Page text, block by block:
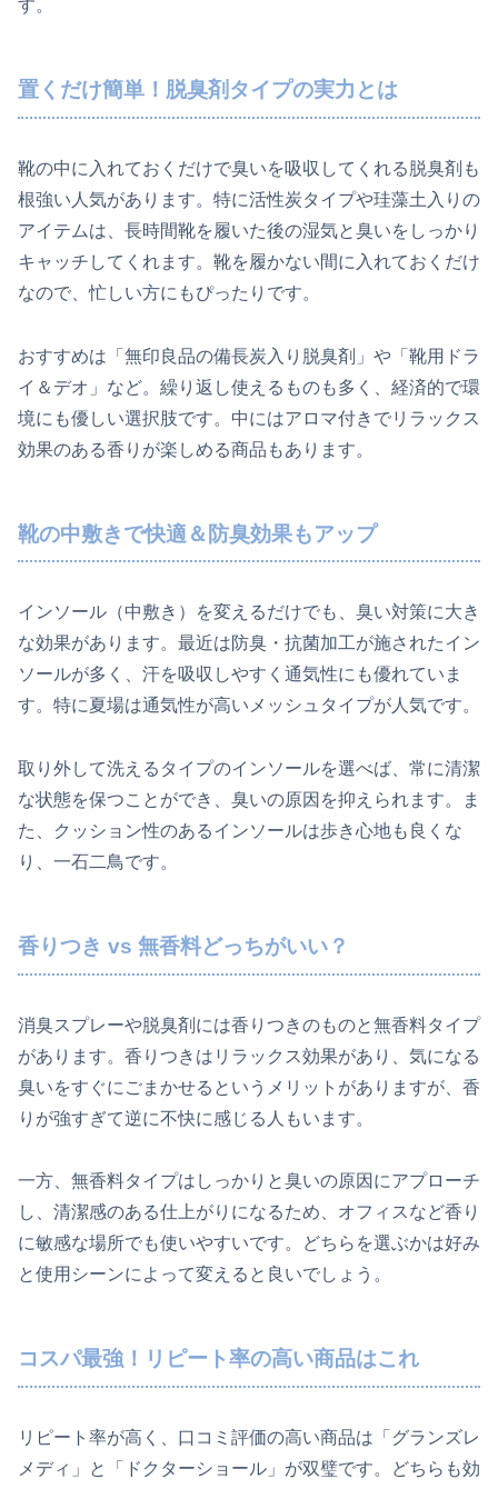
す。
置くだけ簡単！脱臭剤タイプの実力とは
靴の中に入れておくだけで臭いを吸収してくれる脱臭剤も
根強い人気があります。特に活性炭タイプや珪藻土入りの
アイテムは、長時間靴を履いた後の湿気と臭いをしっかり
キャッチしてくれます。靴を履かない間に入れておくだけ
なので、忙しい方にもぴったりです。
おすすめは「無印良品の備長炭入り脱臭剤」や「靴用ドラ
イ＆デオ」など。繰り返し使えるものも多く、経済的で環
境にも優しい選択肢です。中にはアロマ付きでリラックス
効果のある香りが楽しめる商品もあります。
靴の中敷きで快適＆防臭効果もアップ
インソール（中敷き）を変えるだけでも、臭い対策に大き
な効果があります。最近は防臭・抗菌加工が施されたイン
ソールが多く、汗を吸収しやすく通気性にも優れていま
す。特に夏場は通気性が高いメッシュタイプが人気です。
取り外して洗えるタイプのインソールを選べば、常に清潔
な状態を保つことができ、臭いの原因を抑えられます。ま
た、クッション性のあるインソールは歩き心地も良くな
り、一石二鳥です。
香りつき vs 無香料どっちがいい？
消臭スプレーや脱臭剤には香りつきのものと無香料タイプ
があります。香りつきはリラックス効果があり、気になる
臭いをすぐにごまかせるというメリットがありますが、香
りが強すぎて逆に不快に感じる人もいます。
一方、無香料タイプはしっかりと臭いの原因にアプローチ
し、清潔感のある仕上がりになるため、オフィスなど香り
に敏感な場所でも使いやすいです。どちらを選ぶかは好み
と使用シーンによって変えると良いでしょう。
コスパ最強！リピート率の高い商品はこれ
リピート率が高く、口コミ評価の高い商品は「グランズレ
メディ」と「ドクターショール」が双璧です。どちらも効